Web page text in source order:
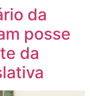
da
posse
da